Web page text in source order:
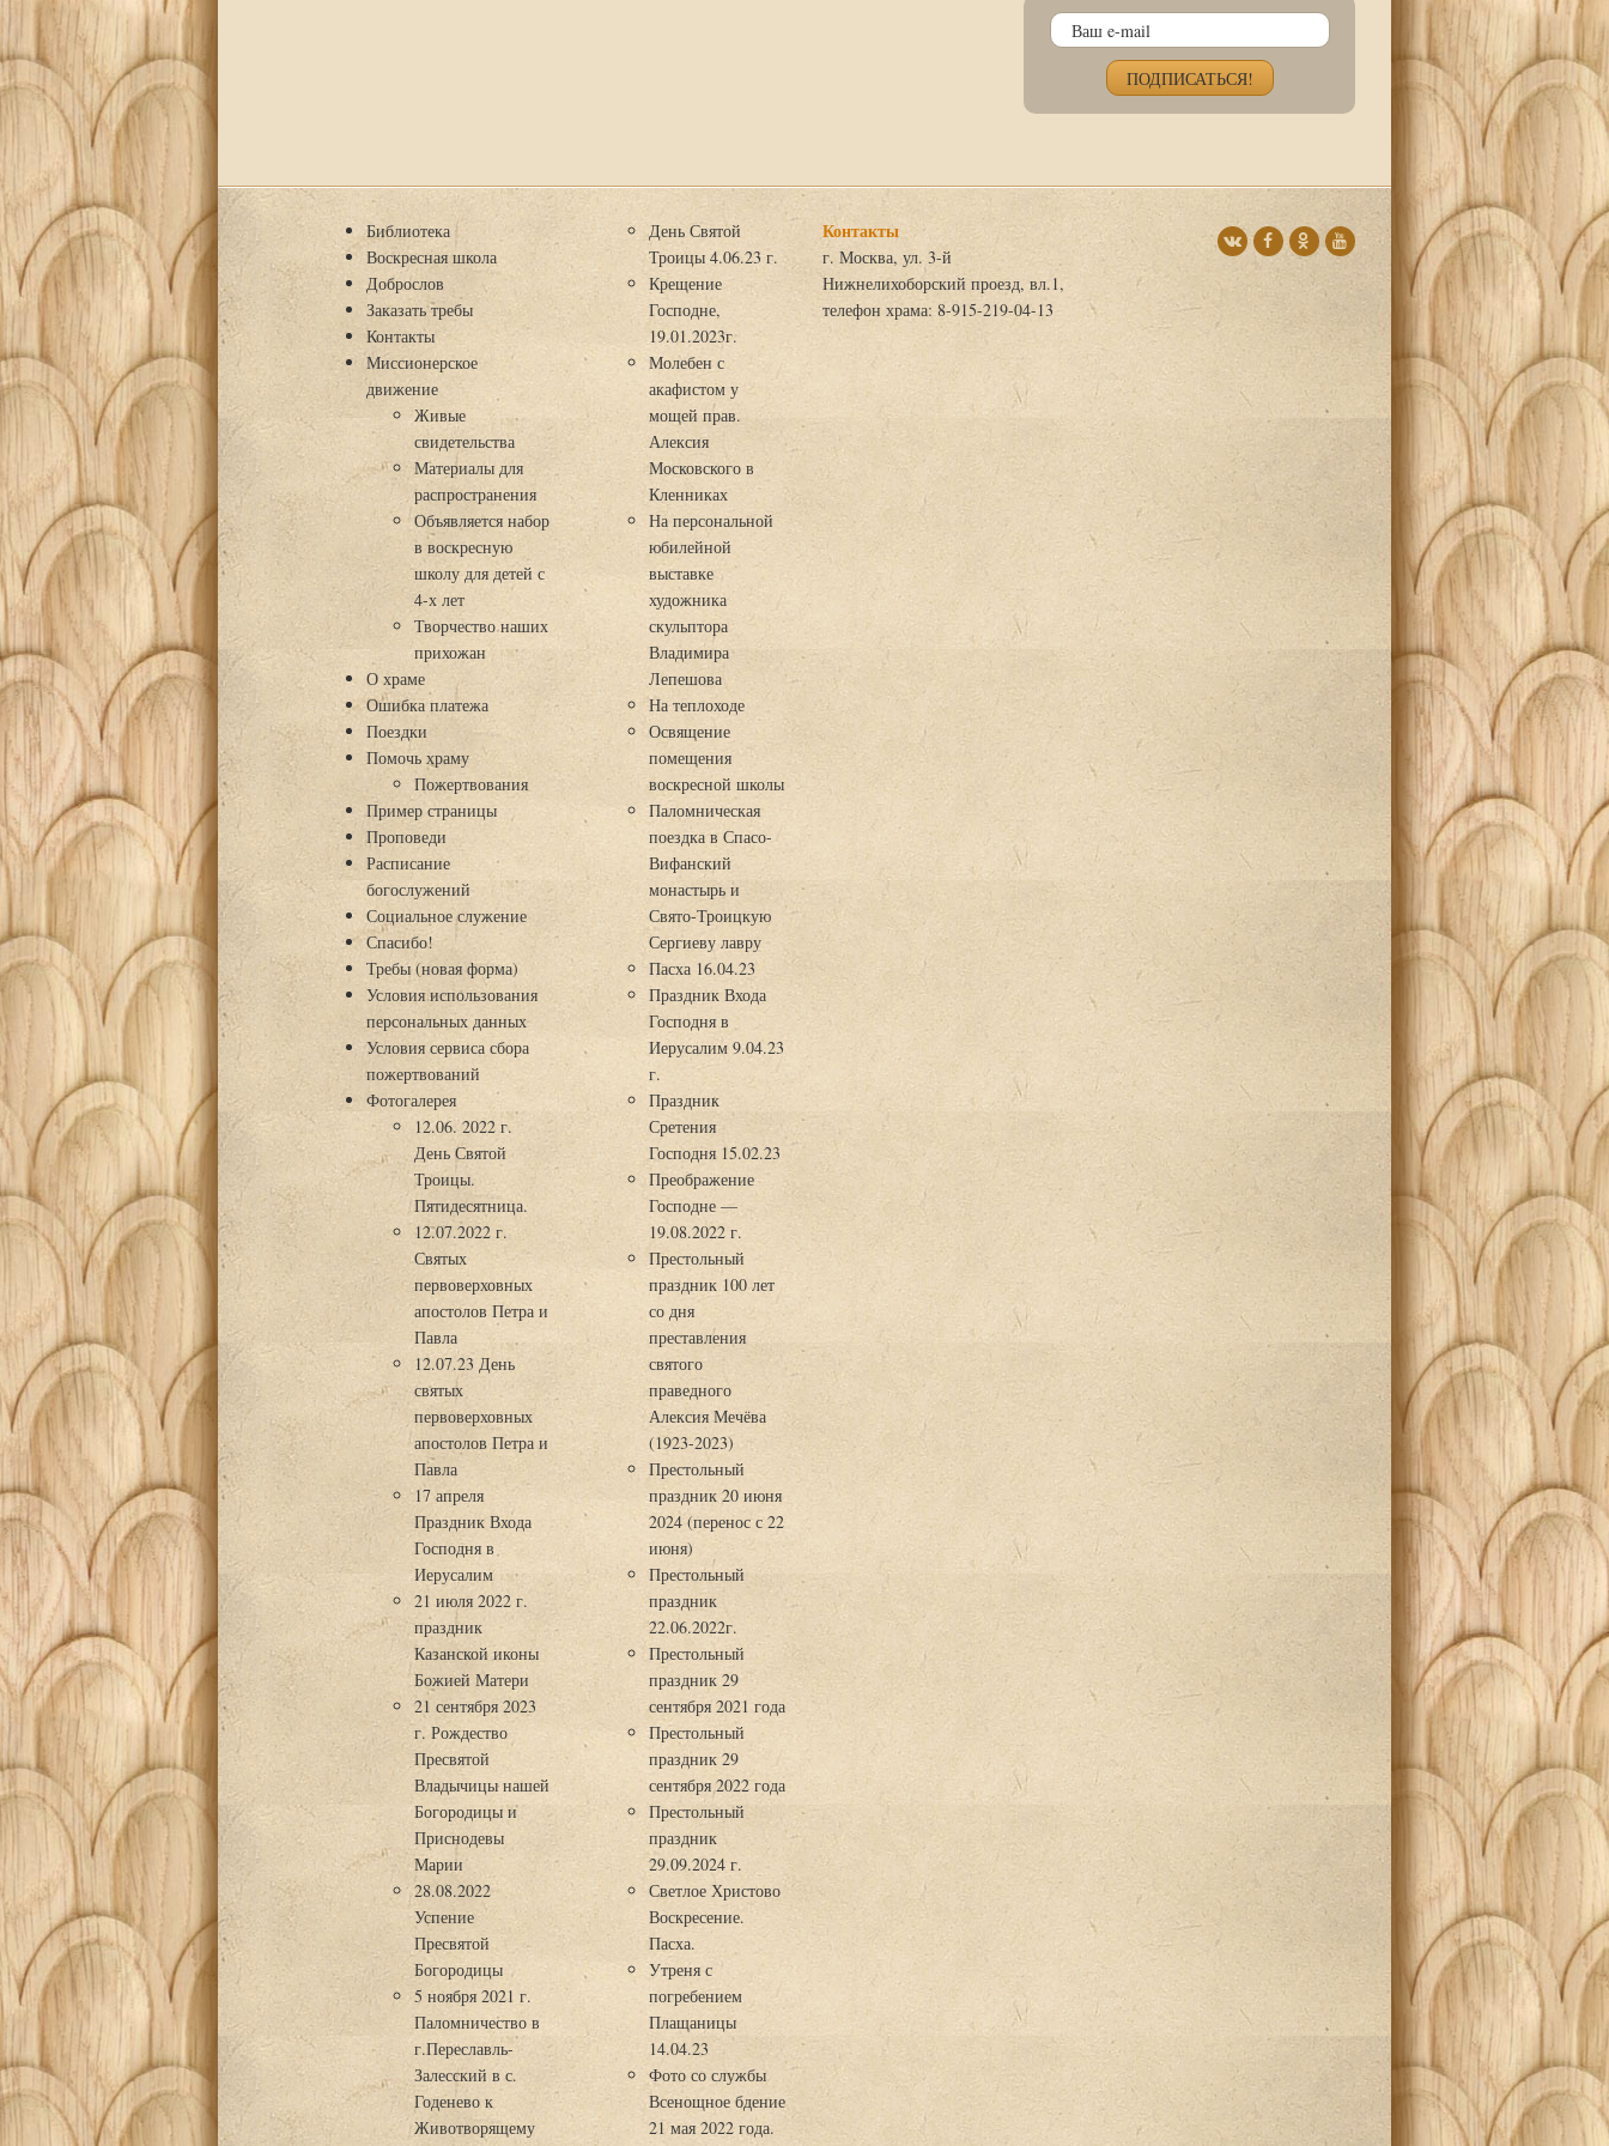
Библиотека
Воскресная школа
Доброслов
Заказать требы
Контакты
Миссионерское
движение
Живые
свидетельства
Материалы для
распространения
Объявляется набор
в воскресную
школу для детей с
4-х лет
Творчество наших
прихожан
О храме
Ошибка платежа
Поездки
Помочь храму
Пожертвования
Пример страницы
Проповеди
Расписание
богослужений
Социальное служение
Спасибо!
Требы (новая форма)
Условия использования
персональных данных
Условия сервиса сбора
пожертвований
Фотогалерея
12.06. 2022 г.
День Святой
Троицы.
Пятидесятница.
12.07.2022 г.
Святых
первоверховных
апостолов Петра и
Павла
12.07.23 День
святых
первоверховных
апостолов Петра и
Павла
17 апреля
Праздник Входа
Господня в
Иерусалим
21 июля 2022 г.
праздник
Казанской иконы
Божией Матери
21 сентября 2023
г. Рождество
Пресвятой
Владычицы нашей
Богородицы и
Приснодевы
Марии
28.08.2022
Успение
Пресвятой
Богородицы
5 ноября 2021 г.
Паломничество в
г.Переславль-
Залесский в с.
Годенево к
Животворящему
День Святой
Троицы 4.06.23 г.
Крещение
Господне,
19.01.2023г.
Молебен с
акафистом у
мощей прав.
Алексия
Московского в
Кленниках
На персональной
юбилейной
выставке
художника
скульптора
Владимира
Лепешова
На теплоходе
Освящение
помещения
воскресной школы
Паломническая
поездка в Спасо-
Вифанский
монастырь и
Свято-Троицкую
Сергиеву лавру
Пасха 16.04.23
Праздник Входа
Господня в
Иерусалим 9.04.23
г.
Праздник
Сретения
Господня 15.02.23
Преображение
Господне —
19.08.2022 г.
Престольный
праздник 100 лет
со дня
преставления
святого
праведного
Алексия Мечёва
(1923-2023)
Престольный
праздник 20 июня
2024 (перенос с 22
июня)
Престольный
праздник
22.06.2022г.
Престольный
праздник 29
сентября 2021 года
Престольный
праздник 29
сентября 2022 года
Престольный
праздник
29.09.2024 г.
Светлое Христово
Воскресение.
Пасха.
Утреня с
погребением
Плащаницы
14.04.23
Фото со службы
Всенощное бдение
21 мая 2022 года.
Контакты
г. Москва, ул. 3-й
Нижнелихоборский проезд, вл.1,
телефон храма: 8-915-219-04-13